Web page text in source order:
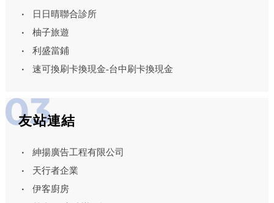
日日晴聯合診所
柚子旅遊
利盛當鋪
速可換刷卡換現金-台中刷卡換現金
友站連結
紳揚廣告工程有限公司
天行者企業
伊客廚房